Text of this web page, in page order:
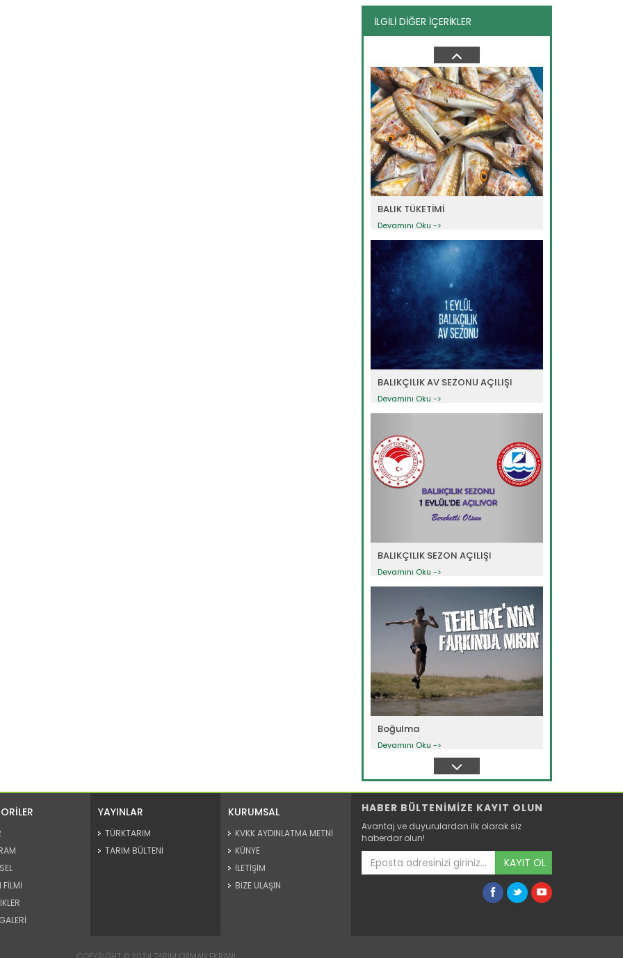
İLGİLİ DİĞER İÇERİKLER
İsraf
BALIK TÜKETİMİ
Devamını Oku ->
BALIKÇILIK AV SEZONU AÇILIŞI
Devamını Oku ->
BALIKÇILIK SEZON AÇILIŞI
Devamını Oku ->
Boğulma
Devamını Oku ->
FİLMİ
YAYINLAR
TÜRKTARIM
TARIM BÜLTENİ
KURUMSAL
KVKK AYDINLATMA METNİ
KÜNYE
İLETİŞİM
BİZE ULAŞIN
HABER BÜLTENİMİZE KAYIT OLUN
Avantaj ve duyurulardan ilk olarak siz
haberdar olun!
KAYIT OL